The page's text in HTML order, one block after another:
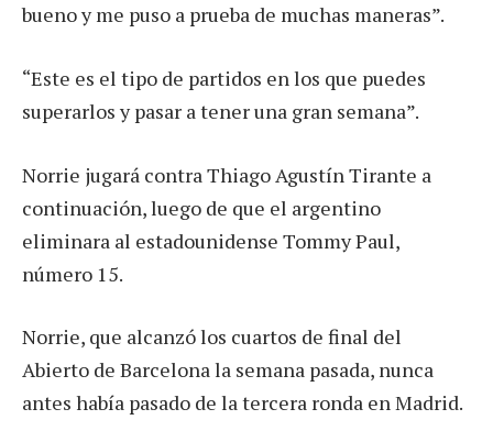
bueno y me puso a prueba de muchas maneras”.
“Este es el tipo de partidos en los que puedes
superarlos y pasar a tener una gran semana”.
Norrie jugará contra Thiago Agustín Tirante a
continuación, luego de que el argentino
eliminara al estadounidense Tommy Paul,
número 15.
Norrie, que alcanzó los cuartos de final del
Abierto de Barcelona la semana pasada, nunca
antes había pasado de la tercera ronda en Madrid.